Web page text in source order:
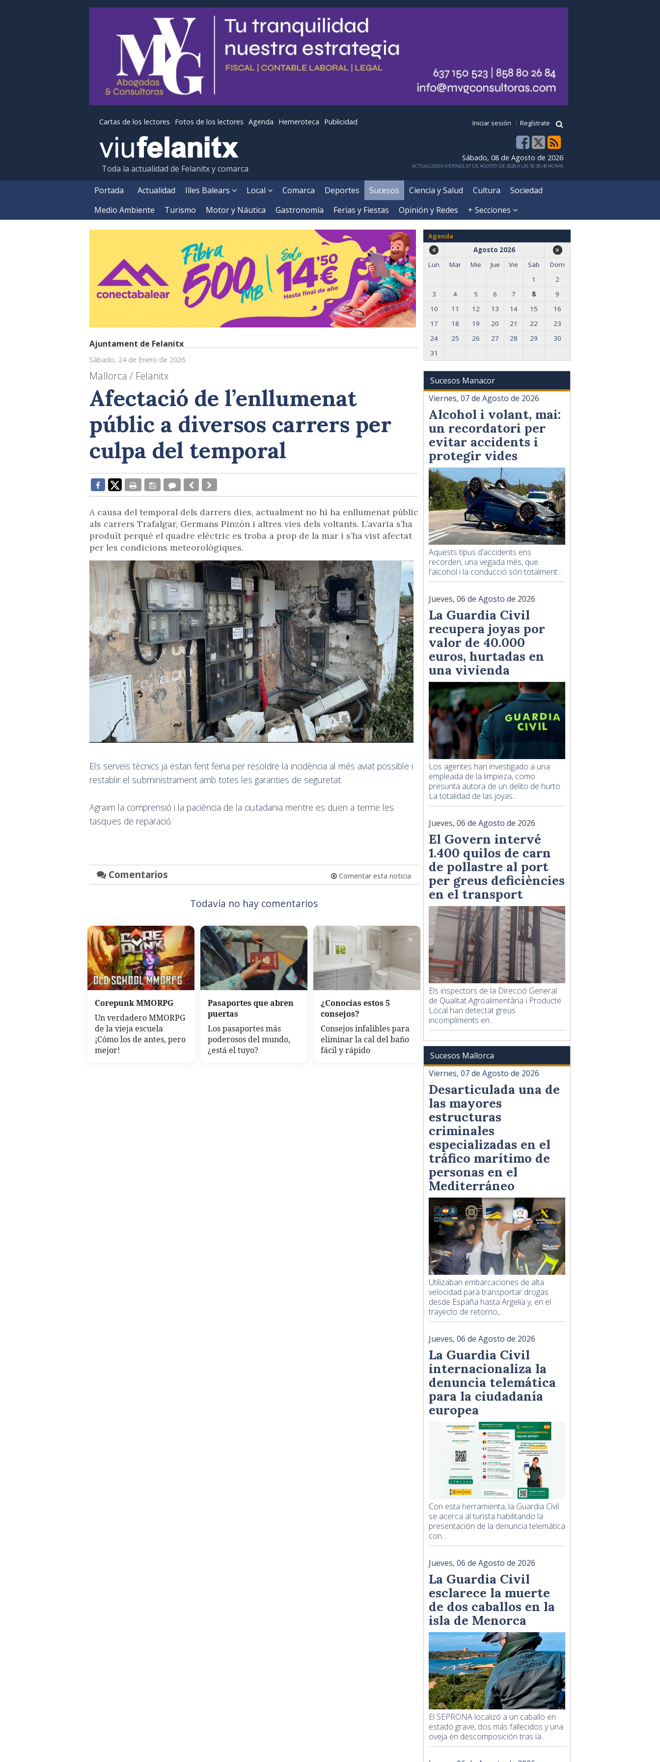
Cartas de los lectores Fotos de los lectores Agenda Hemeroteca Publicidad Iniciar sesión Regístrate
Toda la actualidad de Felanitx y comarca
Sábado, 08 de Agosto de 2026
ACTUALIZADA VIERNES, 07 DE AGOSTO DE 2026 A LAS 18:30:40 HORAS
Portada Actualidad Illes Balears Local Comarca Deportes Sucesos Ciencia y Salud Cultura
Sociedad
Medio Ambiente
Turismo Motor y Náutica Gastronomía Ferias y Fiestas Opinión y Redes + Secciones
Ajuntament de Felanitx
Sábado, 24 de Enero de 2026
Mallorca / Felanitx
Afectació de l’enllumenat
públic a diversos carrers per
culpa del temporal
A causa del temporal dels darrers dies, actualment no hi ha enllumenat públic
als carrers Trafalgar, Germans Pinzón i altres vies dels voltants. L’avaria s’ha
produït perquè el quadre elèctric es troba a prop de la mar i s’ha vist afectat
per les condicions meteorològiques.
Els serveis tècnics ja estan fent feina per resoldre la incidència al més aviat possible i
restablir el subministrament amb totes les garanties de seguretat.
Agraïm la comprensió i la paciència de la ciutadania mentre es duen a terme les
tasques de reparació.
Comentarios Comentar esta noticia
Todavía no hay comentarios
Corepunk MMORPG
Un verdadero MMORPG
de la vieja escuela
¡Cómo los de antes, pero
mejor!
Pasaportes que abren
puertas
Los pasaportes más
poderosos del mundo,
¿está el tuyo?
¿Conocías estos 5
consejos?
Consejos infalibles para
eliminar la cal del baño
fácil y rápido
Agenda
Agosto 2026
Lun
Mar Mie Jue Vie Sab
Dom
1
2
3
4 5 6 7 8
9
10
11 12 13 14 15
16
17
18 19 20 21 22
23
24
25 26 27 28 29
30
31
Sucesos Manacor
Viernes, 07 de Agosto de 2026
Alcohol i volant, mai:
un recordatori per
evitar accidents i
protegir vides
Aquests tipus d’accidents ens
recorden, una vegada més, que
l'alcohol i la conducció són totalment...
Jueves, 06 de Agosto de 2026
La Guardia Civil
recupera joyas por
valor de 40.000
euros, hurtadas en
una vivienda
Los agentes han investigado a una
empleada de la limpieza, como
presunta autora de un delito de hurto.
La totalidad de las joyas...
Jueves, 06 de Agosto de 2026
El Govern intervé
1.400 quilos de carn
de pollastre al port
per greus deficiències
en el transport
Els inspectors de la Direcció General
de Qualitat Agroalimentària i Producte
Local han detectat greus
incompliments en...
Sucesos Mallorca
Viernes, 07 de Agosto de 2026
Desarticulada una de
las mayores
estructuras
criminales
especializadas en el
tráfico marítimo de
personas en el
Mediterráneo
Utilizaban embarcaciones de alta
velocidad para transportar drogas
desde España hasta Argelia y, en el
trayecto de retorno,...
Jueves, 06 de Agosto de 2026
La Guardia Civil
internacionaliza la
denuncia telemática
para la ciudadanía
europea
Con esta herramienta, la Guardia Civil
se acerca al turista habilitando la
presentación de la denuncia telemática
con...
Jueves, 06 de Agosto de 2026
La Guardia Civil
esclarece la muerte
de dos caballos en la
isla de Menorca
El SEPRONA localizó a un caballo en
estado grave, dos más fallecidos y una
oveja en descomposición tras la...